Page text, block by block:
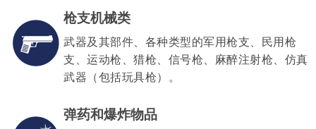
枪支机械类
武器及其部件、各种类型的军用枪支、民用枪
支、运动枪、猎枪、信号枪、麻醉注射枪、仿真
武器（包括玩具枪）。
弹药和爆炸物品